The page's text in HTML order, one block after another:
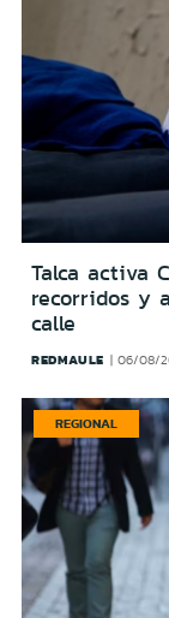
Talca activa
recorridos y
calle
REDMAULE 06/08/
REGIONAL